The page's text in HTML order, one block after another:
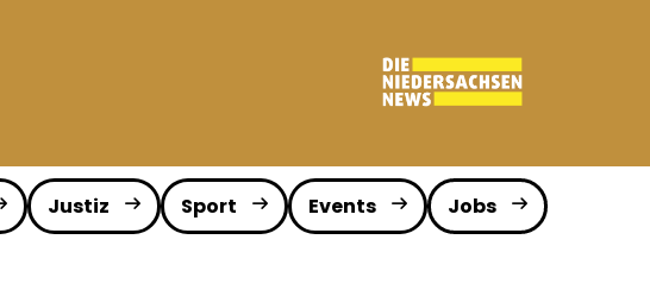
Justiz Sport Events Jobs